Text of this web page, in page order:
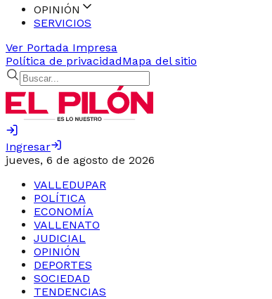
OPINIÓN
SERVICIOS
Ver Portada Impresa
Política de privacidadMapa del sitio
Ingresar
jueves, 6 de agosto de 2026
VALLEDUPAR
POLÍTICA
ECONOMÍA
VALLENATO
JUDICIAL
OPINIÓN
DEPORTES
SOCIEDAD
TENDENCIAS